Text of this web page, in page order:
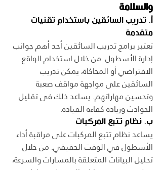
والسلامة
أ. تدريب السائقين باستخدام تقنيات
متقدمة
تعتبر برامج تدريب السائقين أحد أهم جوانب
إدارة الأسطول. من خلال استخدام الواقع
الافتراضي أو المحاكاة، يمكن تدريب
السائقين على مواجهة مواقف صعبة
وتحسين مهاراتهم. يساعد ذلك في تقليل
الحوادث وزيادة كفاءة القيادة.
ب. نظام تتبع المركبات
يساعد نظام تتبع المركبات على مراقبة أداء
الأسطول في الوقت الحقيقي. من خلال
تحليل البيانات المتعلقة بالمسارات والسرعة،